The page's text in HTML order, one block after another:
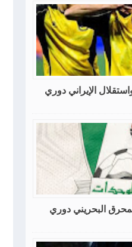
الإيراني دوري
البحريني دوري